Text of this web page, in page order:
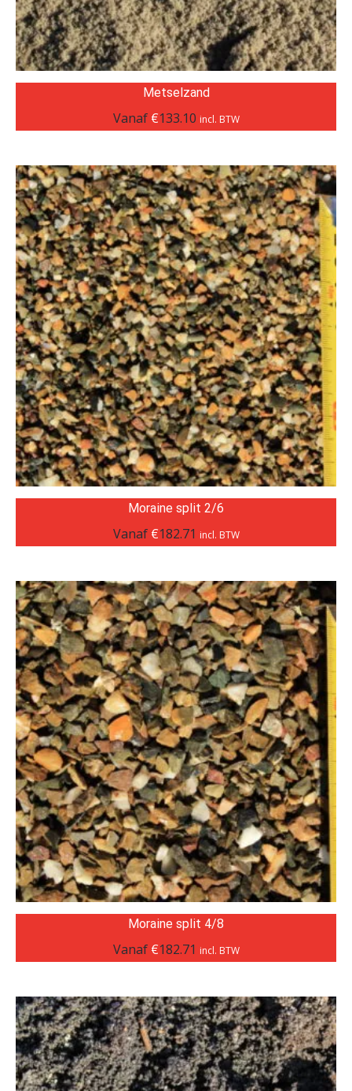
Metselzand
Vanaf €133.10 incl. BTW
Moraine split 2/6
Vanaf €182.71 incl. BTW
Moraine split 4/8
Vanaf €182.71 incl. BTW